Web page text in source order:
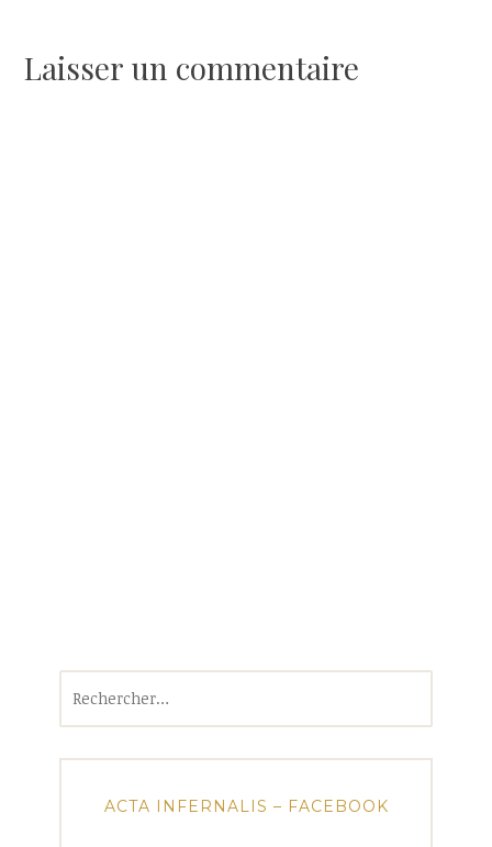
l’article
Laisser un commentaire
ACTA INFERNALIS – FACEBOOK